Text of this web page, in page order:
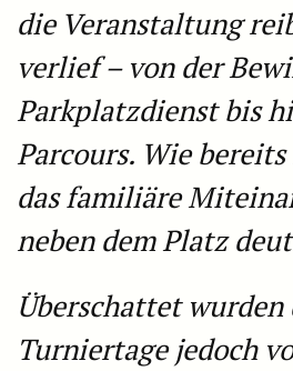
die Veranstaltung
verlief – von der
Parkplatzdienst bis
Parcours. Wie
das familiäre
neben dem Platz
Überschattet wurden
Turniertage jedoch